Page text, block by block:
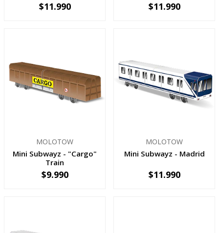
+
$11.990 +
$11.990
MOLOTOW
Mini Subwayz - "Cargo"
Train
+
$9.990
MOLOTOW
Mini Subwayz - Madrid
+
$11.990